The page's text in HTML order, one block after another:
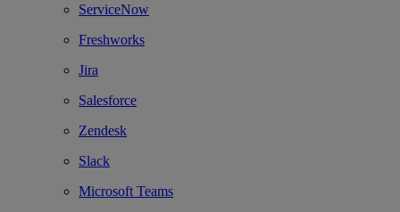
ServiceNow
Freshworks
Jira
Salesforce
Zendesk
Slack
Microsoft Teams